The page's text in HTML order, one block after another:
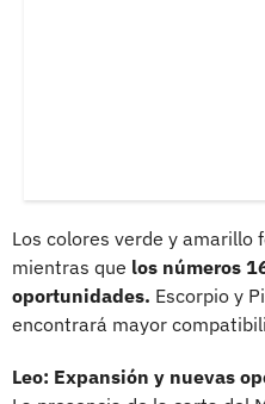
Los colores verde y amarillo
mientras que los números
oportunidades. Escorpio y
encontrará mayor
Leo: Expansión y nuevas